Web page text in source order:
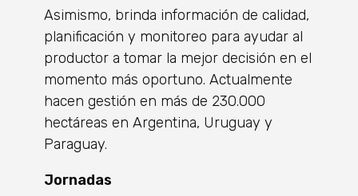
Asimismo, brinda información de calidad,
planificación y monitoreo para ayudar al
productor a tomar la mejor decisión en el
momento más oportuno. Actualmente
hacen gestión en más de 230.000
hectáreas en Argentina, Uruguay y
Paraguay.
Jornadas